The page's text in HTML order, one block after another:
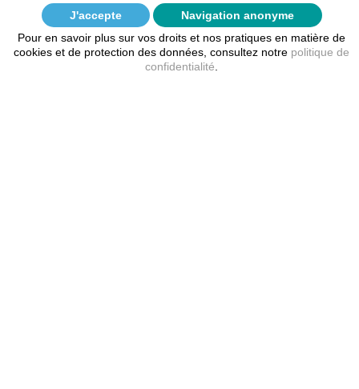
J'accepte
Navigation anonyme
Pour en savoir plus sur vos droits et nos pratiques en matière de
cookies et de protection des données, consultez notre politique de
confidentialité